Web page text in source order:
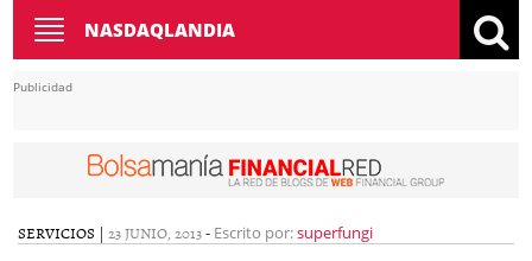
Toggle
navigation
NASDAQLANDIA
Publicidad
SERVICIOS | 23 JUNIO, 2013- Escrito por:superfungi